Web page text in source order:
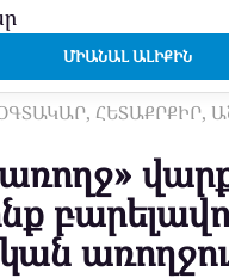
ՄԻԱՆԱԼ ԱԼԻՔԻՆ
ՀԵՏԱՔՐՔԻՐ,